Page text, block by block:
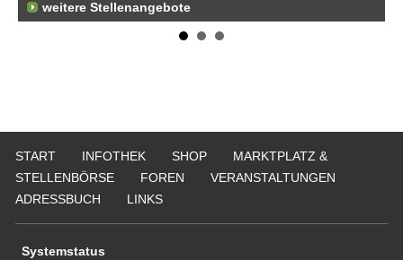
weitere Stellenangebote
START INFOTHEK SHOP
MARKTPLATZ &
STELLENBÖRSE
FOREN
VERANSTALTUNGEN
ADRESSBUCH
LINKS
Systemstatus